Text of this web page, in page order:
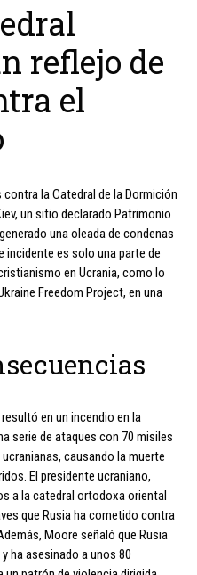
reflejo de
el
la Catedral de la Dormición
un sitio declarado Patrimonio
una oleada de condenas
incidente es solo una parte de
en Ucrania, como lo
Freedom Project, en una
en un incendio en la
serie de ataques con 70 misiles
causando la muerte
El presidente ucraniano,
a la catedral ortodoxa oriental
que Rusia ha cometido contra
Moore señaló que Rusia
ha asesinado a unos 80